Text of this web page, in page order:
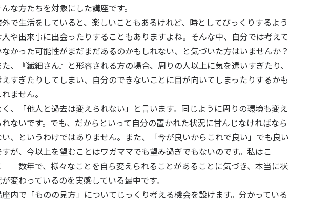
んな方たちを対象にした講座です。
で生活をしていると、楽しいこともあるけれど、時としてびっくりするよう
人や出来事に出会ったりすることもありますよね。そんな中、自分では考えて
なかった可能性がまだまだあるのかもしれない、と気づいた方はいませんか？
た、『繊細さん』と形容される方の場合、周りの人以上に気を遣いすぎたり、
すぎたりしてしまい、自分のできないことに目が向いてしまったりするかも
れません。
く、「他人と過去は変えられない」と言います。同じように周りの環境も変え
れないです。でも、だからといって自分の置かれた状況に甘んじなければなら
い、というわけではありません。また、「今が良いからこれで良い」でも良い
すが、今以上を望むことはワガママでも望み過ぎでもないのです。私はこ
数年で、様々なことを自ら変えられることがあることに気づき、本当に状
変わっているのを実感している最中です。
内で「ものの見方」についてじっくり考える機会を設けます。分かっている